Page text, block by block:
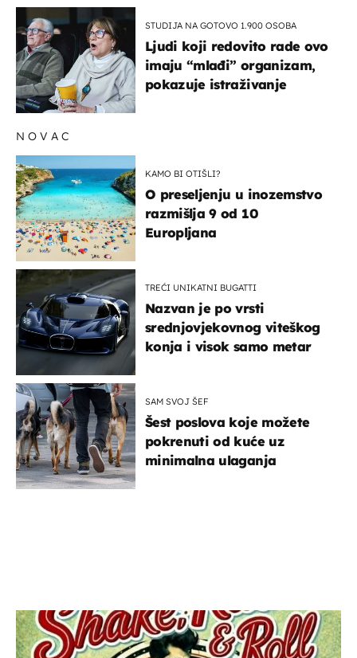
STUDIJA NA GOTOVO 1.900 OSOBA
Ljudi koji redovito rade ovo
imaju “mlađi” organizam,
pokazuje istraživanje
NOVAC
KAMO BI OTIŠLI?
O preseljenju u inozemstvo
razmišlja 9 od 10
Europljana
TREĆI UNIKATNI BUGATTI
Nazvan je po vrsti
srednjovjekovnog viteškog
konja i visok samo metar
SAM SVOJ ŠEF
Šest poslova koje možete
pokrenuti od kuće uz
minimalna ulaganja